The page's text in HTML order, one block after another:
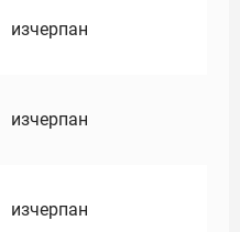
изчерпан
изчерпан
изчерпан